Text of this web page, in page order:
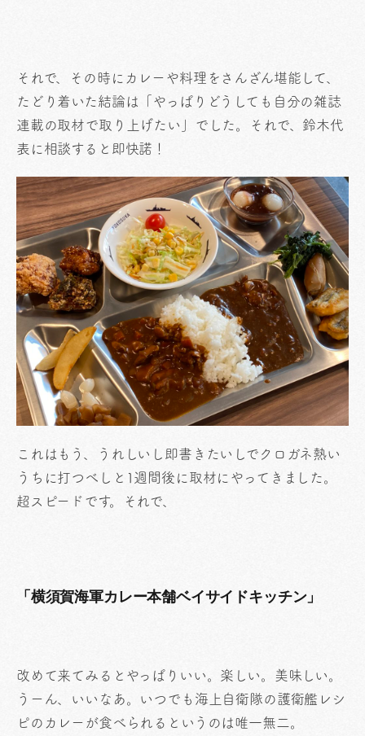
それで、その時にカレーや料理をさんざん堪能して、
たどり着いた結論は「やっぱりどうしても自分の雑誌
連載の取材で取り上げたい」でした。それで、鈴木代
表に相談すると即快諾！
これはもう、うれしいし即書きたいしでクロガネ熱い
うちに打つべしと1週間後に取材にやってきました。
超スピードです。それで、
「横須賀海軍カレー本舗ベイサイドキッチン」
改めて来てみるとやっぱりいい。楽しい。美味しい。
うーん、いいなあ。いつでも海上自衛隊の護衛艦レシ
ピのカレーが食べられるというのは唯一無二。